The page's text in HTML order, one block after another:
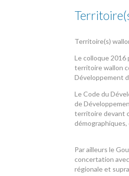
Territoire(s)
Le colloque 2016
territoire wallon
Développement
Le Code du
de
territoire devant
Par ailleurs le
concertation
régionale et